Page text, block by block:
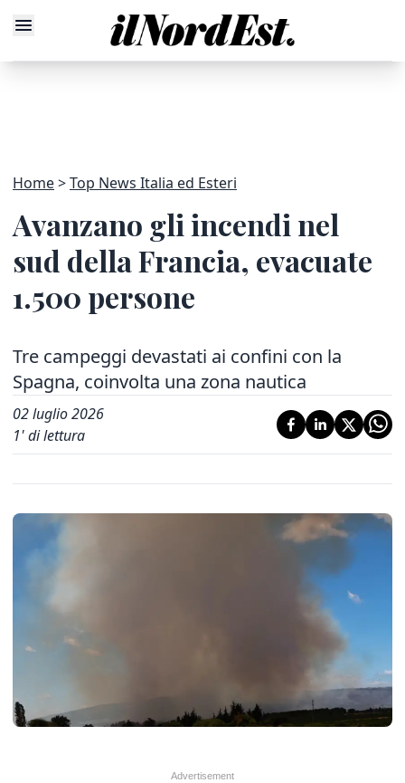
Home Top News Italia ed Esteri
Avanzano gli incendi nel
sud della Francia, evacuate
1.500 persone
Tre campeggi devastati ai confini con la
Spagna, coinvolta una zona nautica
02 luglio 2026
1' di lettura